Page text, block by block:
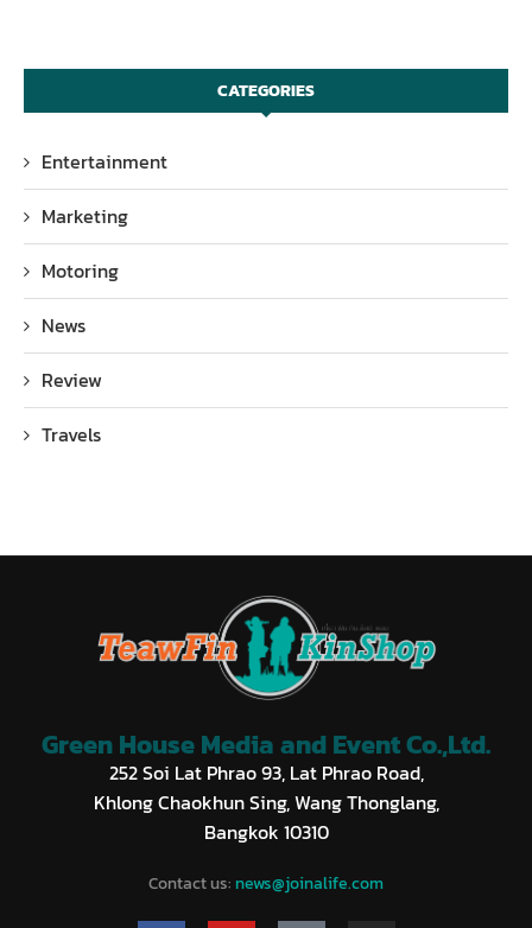
CATEGORIES
Entertainment
Marketing
Motoring
News
Review
Travels
Green House Media and Event Co.,Ltd.
252 Soi Lat Phrao 93, Lat Phrao Road,
Khlong Chaokhun Sing, Wang Thonglang,
Bangkok 10310
Contact us: news@joinalife.com